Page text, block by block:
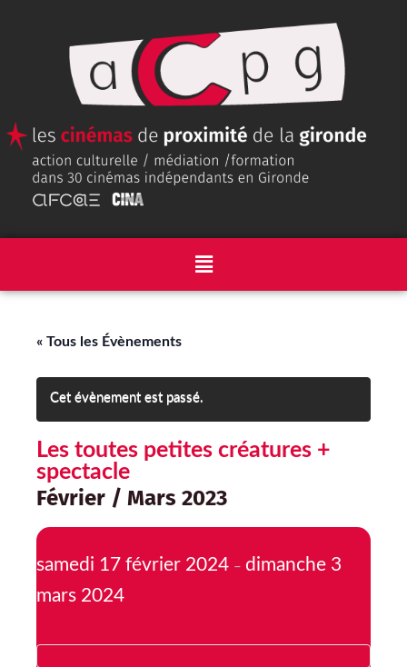
« Tous les Évènements
Cet évènement est passé.
Les toutes petites créatures +
spectacle
Février / Mars 2023
samedi 17 février 2024 – dimanche 3
mars 2024